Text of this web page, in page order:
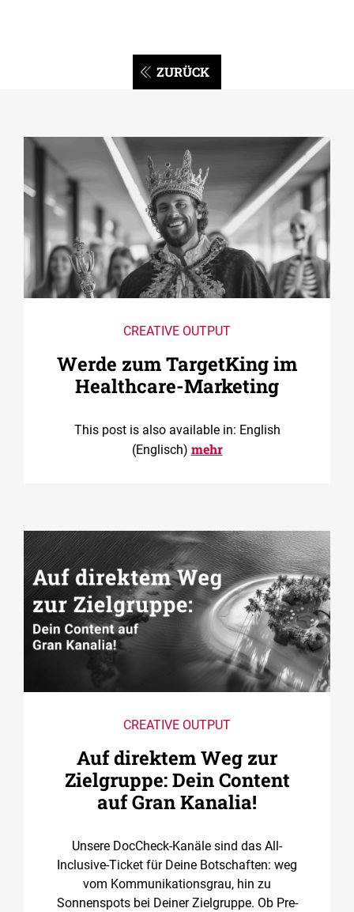
ZURÜCK
CREATIVE OUTPUT
Werde zum TargetKing im
Healthcare-Marketing
This post is also available in: English
(Englisch) mehr
CREATIVE OUTPUT
Auf direktem Weg zur
Zielgruppe: Dein Content
auf Gran Kanalia!
Unsere DocCheck-Kanäle sind das All-
Inclusive-Ticket für Deine Botschaften: weg
vom Kommunikationsgrau, hin zu
Sonnenspots bei Deiner Zielgruppe. Ob Pre-